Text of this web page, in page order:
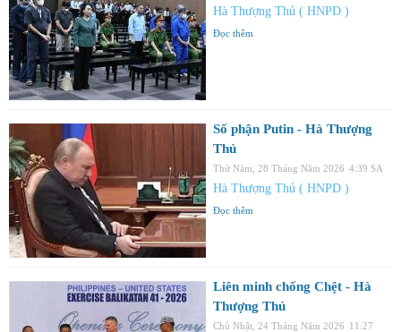
Hà Thượng Thủ ( HNPD )
Đọc thêm
Số phận Putin - Hà Thượng
Thủ
Thứ Năm, 28 Tháng Năm 2026 4:39 SA
Hà Thượng Thủ ( HNPD )
Đọc thêm
Liên minh chống Chệt - Hà
Thượng Thủ
Chủ Nhật, 24 Tháng Năm 2026 11:27